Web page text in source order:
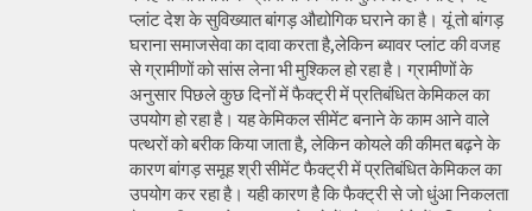
प्लांट देश के सुविख्यात बांगड़ औद्योगिक घराने का है। यूं तो बांगड़
घराना समाजसेवा का दावा करता है,लेकिन ब्यावर प्लांट की वजह
से ग्रामीणों को सांस लेना भी मुश्किल हो रहा है। ग्रामीणों के
अनुसार पिछले कुछ दिनों में फैक्ट्री में प्रतिबंधित केमिकल का
उपयोग हो रहा है। यह केमिकल सीमेंट बनाने के काम आने वाले
पत्थरों को बरीक किया जाता है, लेकिन कोयले की कीमत बढ़ने के
कारण बांगड़ समूह श्री सीमेंट फैक्ट्री में प्रतिबंधित केमिकल का
उपयोग कर रहा है। यही कारण है कि फैक्ट्री से जो धुंआ निकलता